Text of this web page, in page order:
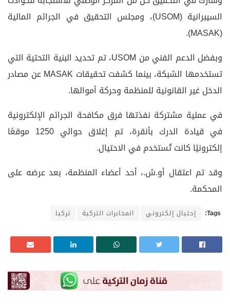
السيبرانية (USOM)، ومجلس التحقيق في الجرائم المالية
(MASAK).
وبفضل الدعم الفني من USOM، تم تحديد البنية التحتية التي
تستخدمها الشبكة، بينما كشفت تحقيقات MASAK عن مصادر
الدخل غير القانونية للمنظمة وحركة أموالها.
في عملية مشتركة نفذتها فرق مكافحة الجرائم الإلكترونية
في قيادة الدرك بأنقرة، تم إغلاق حوالي 1250 موقعًا
إلكترونيًا كانت تُستخدم في الاحتيال.
وقد تم اعتقال أو.ش.، أحد أعضاء المنظمة، بعد عرضه على
المحكمة.
Tags: إحتيال إلكتروني المخابرات التركية تركيا